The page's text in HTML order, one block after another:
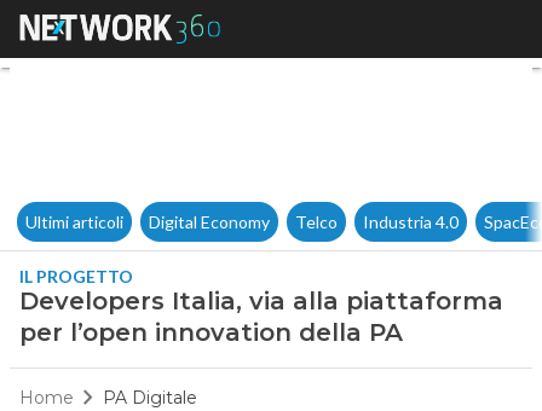
Developers Italia, via alla
Ultimi articoli Digital Economy Telco Industria 4.0
IL PROGETTO
Developers Italia, via alla piattaforma
per l’open innovation della PA
Home PA Digitale